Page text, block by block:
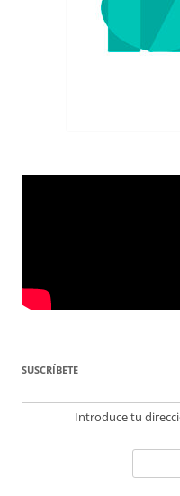
SUSCRÍBETE
Introduce tu